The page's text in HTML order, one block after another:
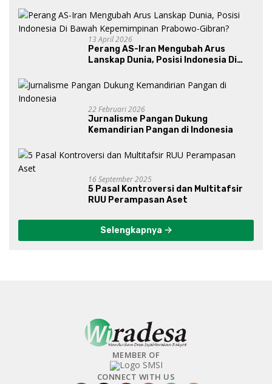
13 April 2026
Perang AS-Iran Mengubah Arus
Lanskap Dunia, Posisi Indonesia Di
Gibran?
22 Februari 2026
Jurnalisme Pangan Dukung
Kemandirian Pangan di Indonesia
16 September 2025
5 Pasal Kontroversi dan Multitafsir
RUU Perampasan Aset
Selengkapnya
MEMBER OF
CONNECT WITH US